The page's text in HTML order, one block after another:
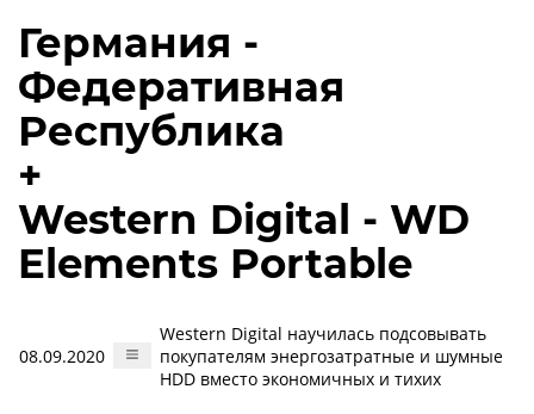
Германия -
Федеративная
Республика
+
Western Digital - WD
Elements Portable
08.09.2020
Western Digital научилась подсовывать
покупателям энергозатратные и шумные
HDD вместо экономичных и тихих